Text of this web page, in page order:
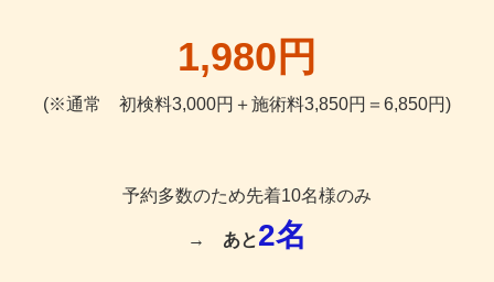
1,980円
(※通常 初検料3,000円＋施術料3,850円＝6,850円)
予約多数のため先着10名様のみ
→ あと2名